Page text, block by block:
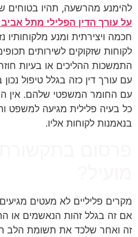
להימנע מהרשעה, תהיו
על עורך הדין הפלילי מתל אביב
חכמה ויצירתית ומנע מלקוחותיו
לקוחות שזקוקים לשירותים
התמשכות ההליכים או בעיות
עם עורך דין כזה בגלל טיפול
עם החומר המשפטי שלהם. אין
כל בעיה פלילית מגיעה למשפט
בנאמנות לקוחות אליו.
מקרים פליליים לא מעטים
אם זה בגלל זהות הנאשמים או
זה ואחר שלכד את תשומת הלב